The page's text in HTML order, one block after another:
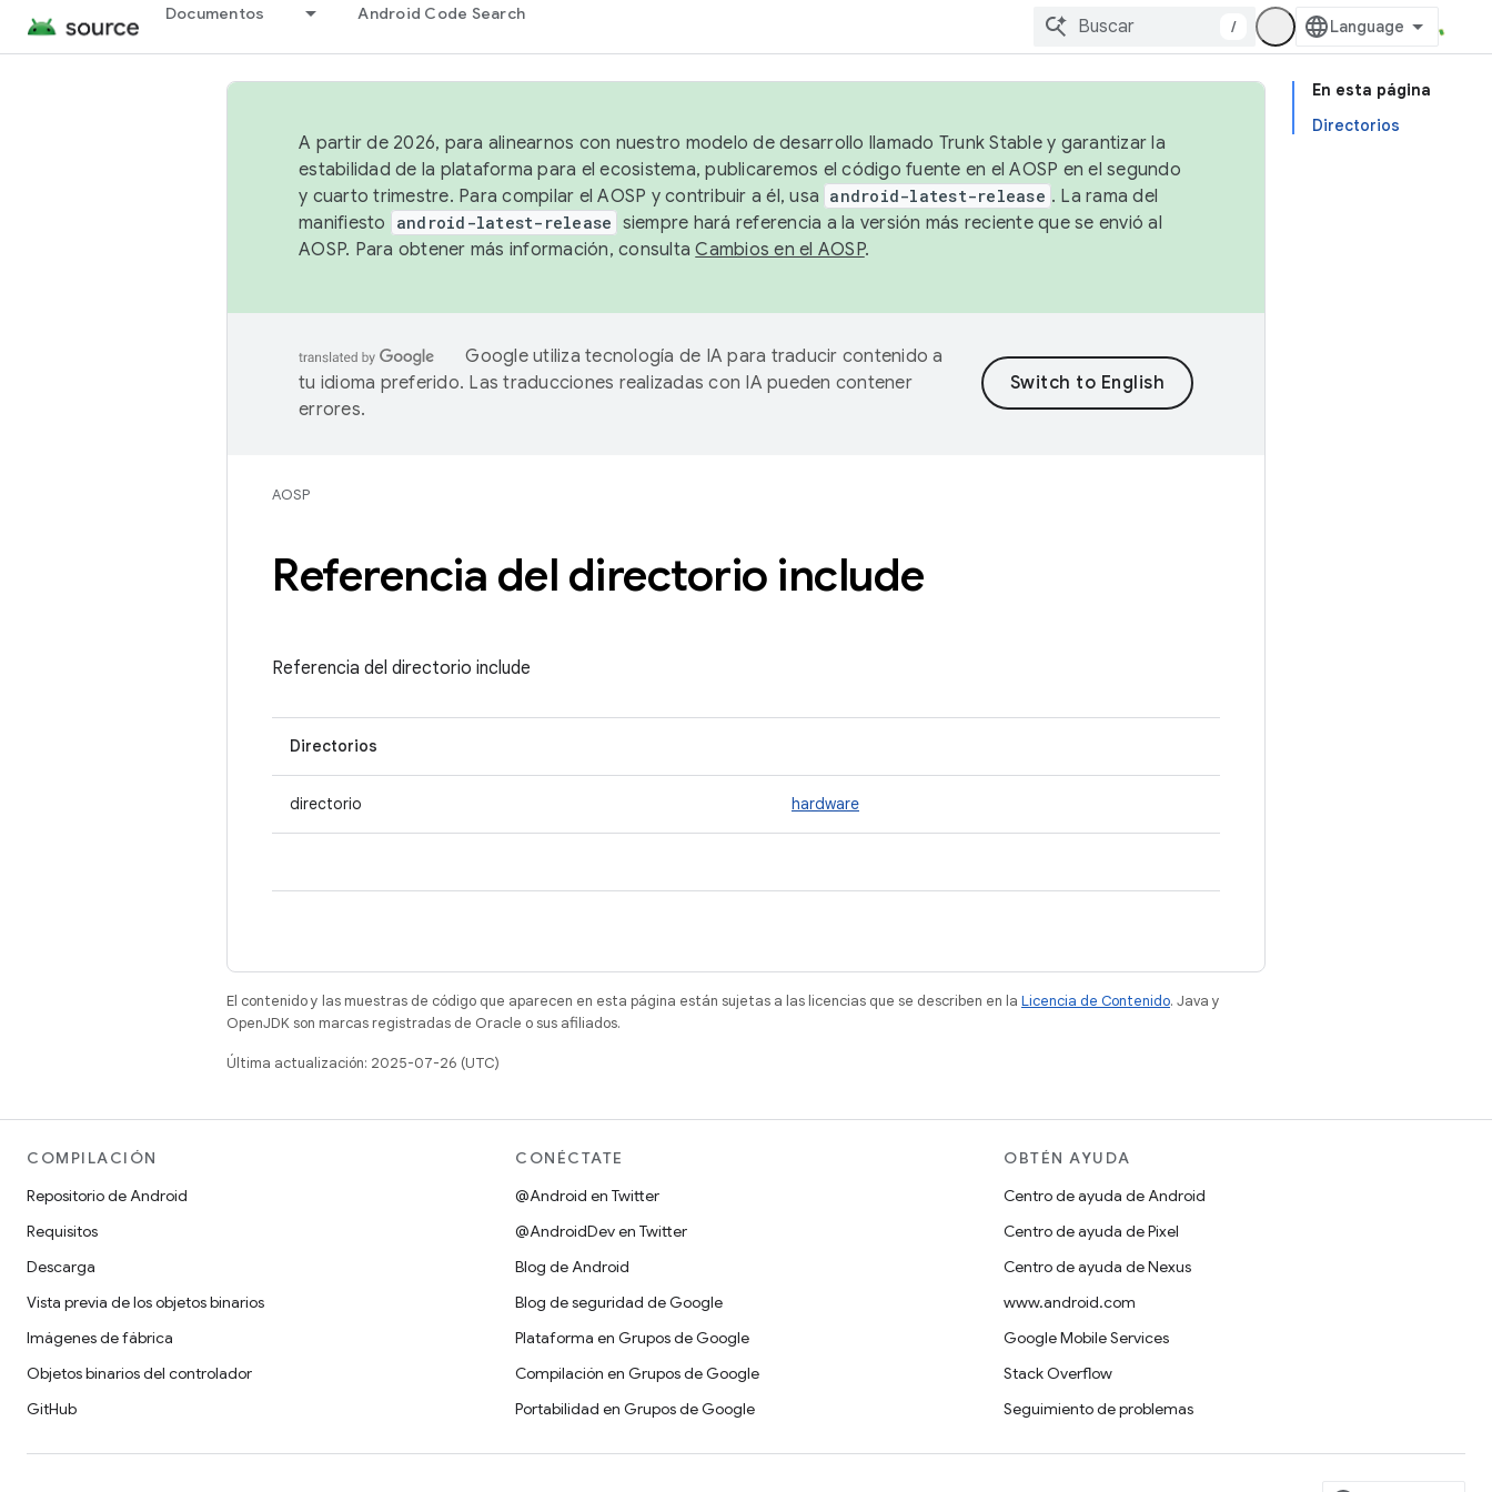
Documentos Android Code Search
/
En esta página
Directorios
A partir de 2026, para alinearnos con nuestro modelo de desarrollo llamado Trunk Stable y garantizar la
estabilidad de la plataforma para el ecosistema, publicaremos el código fuente en el AOSP en el segundo
y cuarto trimestre. Para compilar el AOSP y contribuir a él, usa android-latest-release . La rama del
manifiesto
android-latest-release siempre hará referencia a la versión más reciente que se envió al
AOSP. Para obtener más información, consultaCambios en el AOSP.
Google utiliza tecnología de IA para traducir contenido a
tu idioma preferido. Las traducciones realizadas con IA pueden contener
errores.
AOSP
Referencia del directorio include
Referencia del directorio include
Directorios
directorio hardware
El contenido y las muestras de código que aparecen en esta página están sujetas a las licencias que se describen en la Licencia de Contenido. Java y
OpenJDK son marcas registradas de Oracle o sus afiliados.
Última actualización: 2025-07-26 (UTC)
COMPILACIÓN
Repositorio de Android
Requisitos
Descarga
Vista previa de los objetos binarios
Imágenes de fábrica
Objetos binarios del controlador
GitHub
CONÉCTATE
@Android en Twitter
@AndroidDev en Twitter
Blog de Android
Blog de seguridad de Google
Plataforma en Grupos de Google
Compilación en Grupos de Google
Portabilidad en Grupos de Google
OBTÉN AYUDA
Centro de ayuda de Android
Centro de ayuda de Pixel
Centro de ayuda de Nexus
www.android.com
Google Mobile Services
Stack Overflow
Seguimiento de problemas